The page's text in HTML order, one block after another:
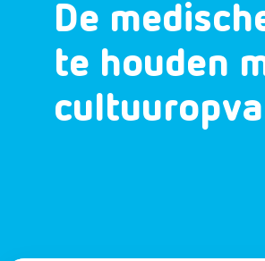
De
te houden